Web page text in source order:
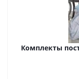
Комплекты